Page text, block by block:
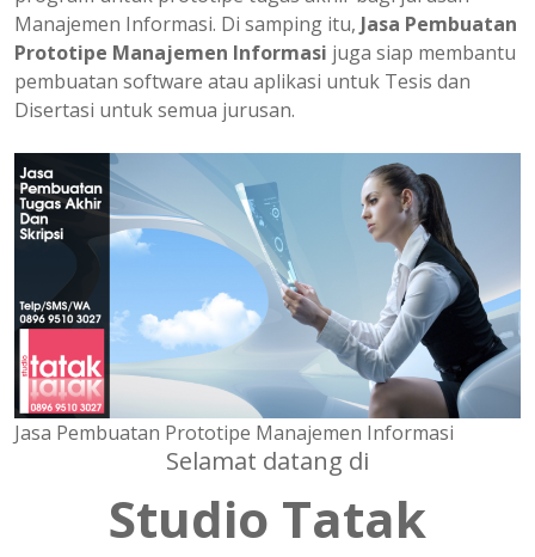
Manajemen Informasi. Di samping itu, Jasa Pembuatan
Prototipe Manajemen Informasi juga siap membantu
pembuatan software atau aplikasi untuk Tesis dan
Disertasi untuk semua jurusan.
Jasa Pembuatan Prototipe Manajemen Informasi
Selamat datang di
Studio Tatak